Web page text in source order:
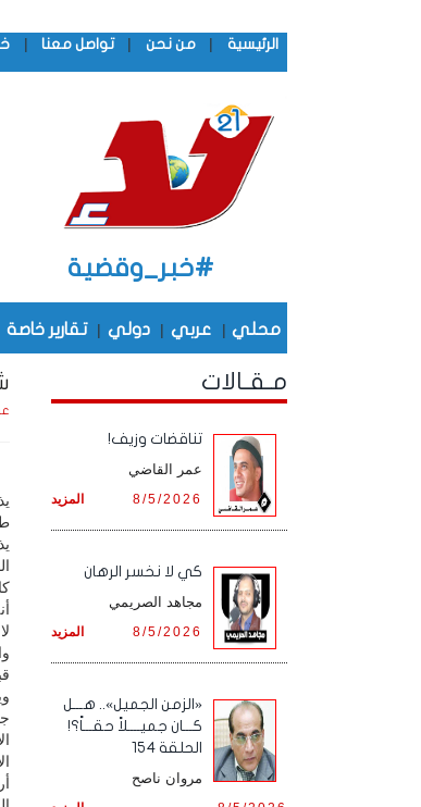
الرئيسية | من نحن | تواصل معنا |
#خبر_وقضية
محلي | عربي | دولي | تقارير خاصة
مـقـالات
تناقضات وزيف!
عمر القاضي
المزيد 8/5/2026
كي لا نخسر الرهان
مجاهد الصريمي
المزيد 8/5/2026
«الزمن الجميل».. هـــل
كـــان جميــــلاً حقـــاً؟!
الحلقة 154
مروان ناصح